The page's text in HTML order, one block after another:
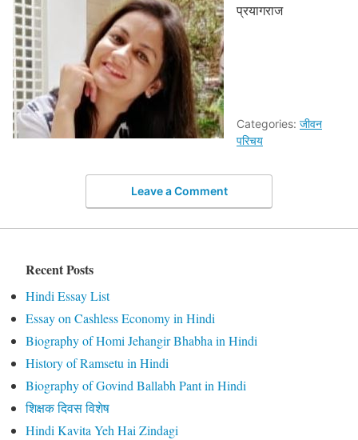
प्रयागराज
Categories: जीवन
परिचय
Leave a Comment
Recent Posts
Hindi Essay List
Essay on Cashless Economy in Hindi
Biography of Homi Jehangir Bhabha in Hindi
History of Ramsetu in Hindi
Biography of Govind Ballabh Pant in Hindi
शिक्षक दिवस विशेष
Hindi Kavita Yeh Hai Zindagi